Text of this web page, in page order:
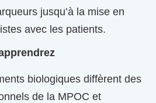
jusqu’à la mise en
avec les patients.
biologiques diffèrent des
de la MPOC et